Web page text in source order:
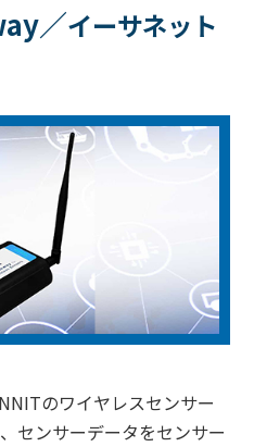
／イーサネット
のワイヤレスセンサー
センサーデータをセンサー